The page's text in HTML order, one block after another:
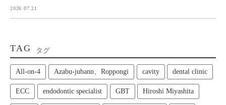
2026.07.21
TAG タグ
All‑on‑4 Azabu-jubann、Roppongi cavity dental clinic
ECC endodontic specialist GBT Hiroshi Miyashita